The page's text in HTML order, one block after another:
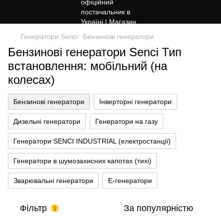
Генератори Senci Бензинові генератори
Бензинові генератори Senci Тип
встановлення: мобільний (на
колесах)
Бензинові генератори Інверторні генератори
Дизельні генератори Генератори на газу
Генератори SENCI INDUSTRIAL (електростанції)
Генератори в шумозахисних капотах (тихі)
Зварювальні генератори Е-генератори
Фільтр 1 За популярністю